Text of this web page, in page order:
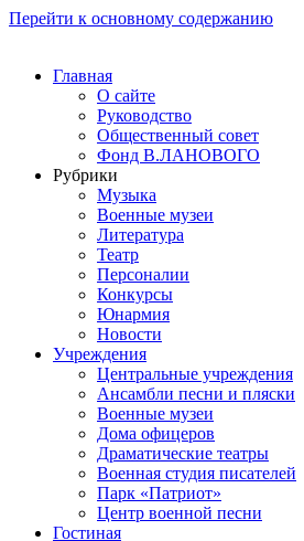
Перейти к основному содержанию
Главная
О сайте
Руководство
Общественный совет
Фонд В.ЛАНОВОГО
Рубрики
Музыка
Военные музеи
Литература
Театр
Персоналии
Конкурсы
Юнармия
Новости
Учреждения
Центральные учреждения
Ансамбли песни и пляски
Военные музеи
Дома офицеров
Драматические театры
Военная студия писателей
Парк «Патриот»
Центр военной песни
Гостиная